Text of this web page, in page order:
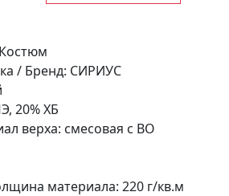
/ Бренд: СИРИУС
20% ХБ
верха: смесовая с ВО
материала: 220 г/кв.м